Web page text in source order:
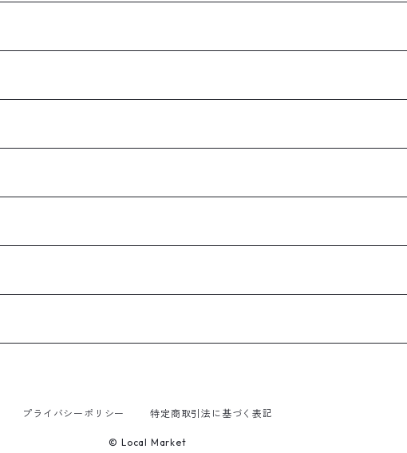
プライバシーポリシー 特定商取引法に基づく表記
© Local Market